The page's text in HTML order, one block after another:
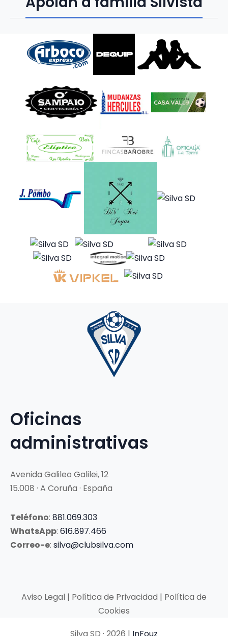
Oficinas
administrativas
Avenida Galileo Galilei, 12
15.008 · A Coruña · España
Teléfono: 881.069.303
WhatsApp: 616.897.466
Correo-e: silva@clubsilva.com
Aviso Legal | Política de Privacidad | Política de
Cookies